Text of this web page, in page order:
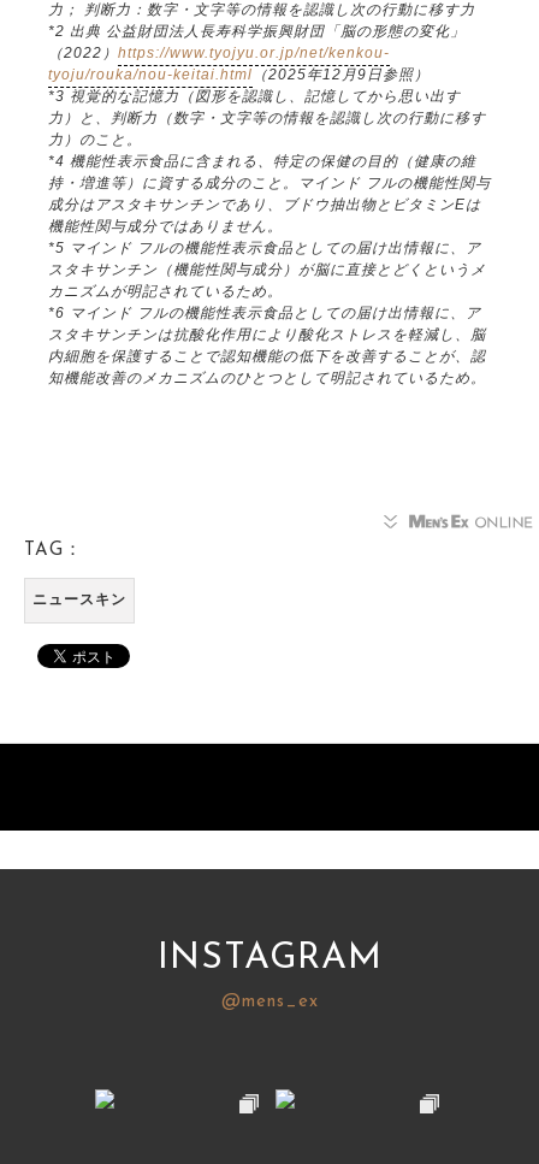
力； 判断力：数字・文字等の情報を認識し次の行動に移す力
*2 出典 公益財団法人長寿科学振興財団「脳の形態の変化」
（2022） https://www.tyojyu.or.jp/net/kenkou-
tyoju/rouka/nou-keitai.html （2025年12月9日参照）
*3 視覚的な記憶力（図形を認識し、記憶してから思い出す
力）と、判断力（数字・文字等の情報を認識し次の行動に移す
力）のこと。
*4 機能性表示食品に含まれる、特定の保健の目的（健康の維
持・増進等）に資する成分のこと。マインド フルの機能性関与
成分はアスタキサンチンであり、ブドウ抽出物とビタミンEは
機能性関与成分ではありません。
*5 マインド フルの機能性表示食品としての届け出情報に、ア
スタキサンチン（機能性関与成分）が脳に直接とどくというメ
カニズムが明記されているため。
*6 マインド フルの機能性表示食品としての届け出情報に、ア
スタキサンチンは抗酸化作用により酸化ストレスを軽減し、脳
内細胞を保護することで認知機能の低下を改善することが、認
知機能改善のメカニズムのひとつとして明記されているため。
TAG：
ニュースキン
INSTAGRAM
@mens_ex